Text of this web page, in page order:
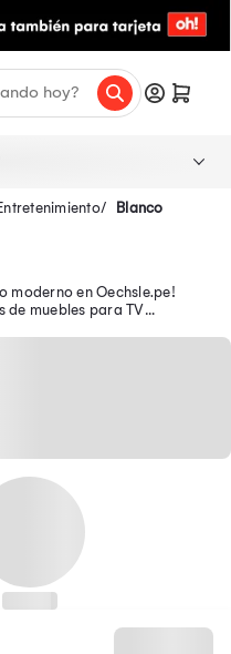
Blanco
moderno en Oechsle.pe!
de muebles para TV